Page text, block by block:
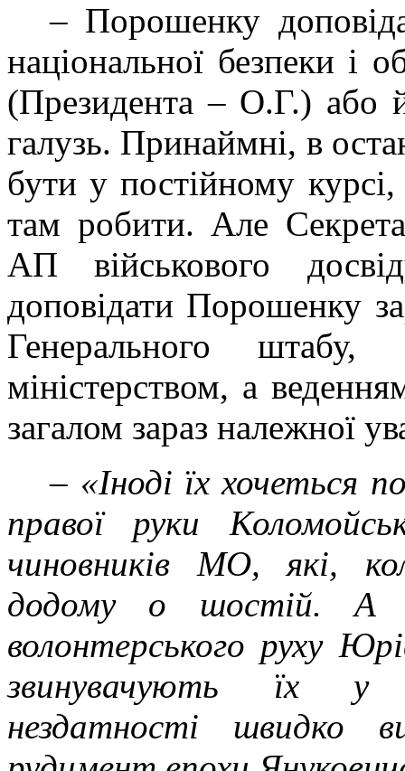
– Порошенку
національної безпеки і
(Президента – О.Г.) або
галузь. Принаймні, в
бути у постійному
там робити. Але
АП військового
доповідати Порошенку
Генерального
міністерством, а
загалом зараз належної
– «Іноді їх хочеться
правої руки
чиновників МО, які,
додому о шостій. А
волонтерського руху
звинувачують їх у
нездатності швидко